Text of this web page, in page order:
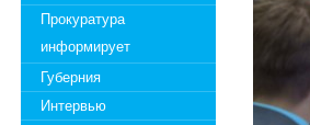
Прокуратура
информирует
Губерния
Интервью